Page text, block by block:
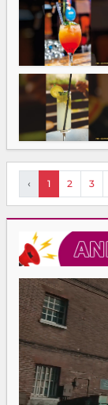
‹ 1 2 3